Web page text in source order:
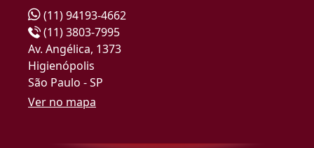
(11) 94193-4662
(11) 3803-7995
Av. Angélica, 1373
Higienópolis
São Paulo - SP
Ver no mapa